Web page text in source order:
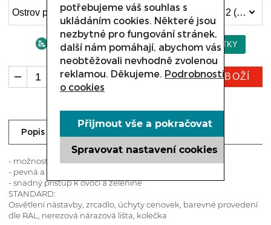
Ostrov pro OVOCE a ZELENINU, Modul 2,05 m x 2 (96 074 Kč)
ks KOUPIT ZBOŽÍ
Popis Dotaz prodejci
- možnost spojování do modulů
- pevná a stabilní konstrukce
- snadný přístup k ovoci a zelenině
STANDARD:
Osvětlení nástavby, zrcadlo, úchyty cenovek, barevné provedení
dle RAL, nerezová nárazová lišta, kolečka
potřebujeme váš souhlas s
ukládáním cookies. Některé jsou
nezbytné pro fungování stránek,
další nám pomáhají, abychom vás
neobtěžovali nevhodně zvolenou
reklamou. Děkujeme. Podrobnosti
o cookies
Spravovat nastavení cookies
Přijmout vše a pokračovat